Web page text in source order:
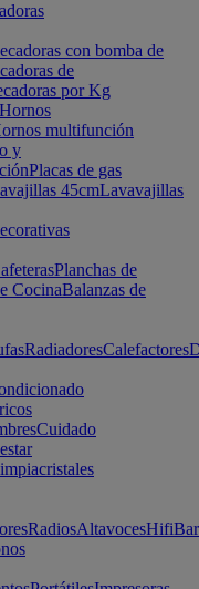
con bomba de
de
por Kg
Hornos
multifunción
y
Placas de gas
45cmLavavajillas
Planchas de
CocinaBalanzas de
RadiadoresCalefactores
Cuidado
RadiosAltavocesHifi